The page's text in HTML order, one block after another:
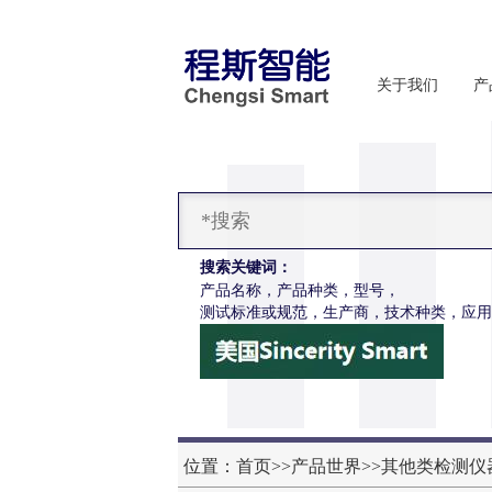
关于我们
搜索关键词：
产品名称，产品种类，型号，
测试标准或规范，生产商，技术种类，应
CSI-H286S高配款噬菌体穿透抗渗透测试仪
位置： 首页>>产品世界>>其他类检测仪